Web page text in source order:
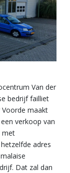
Van der
bedrijf failliet
Voorde maakt
verkoop van
met
adres
Dat zal dan